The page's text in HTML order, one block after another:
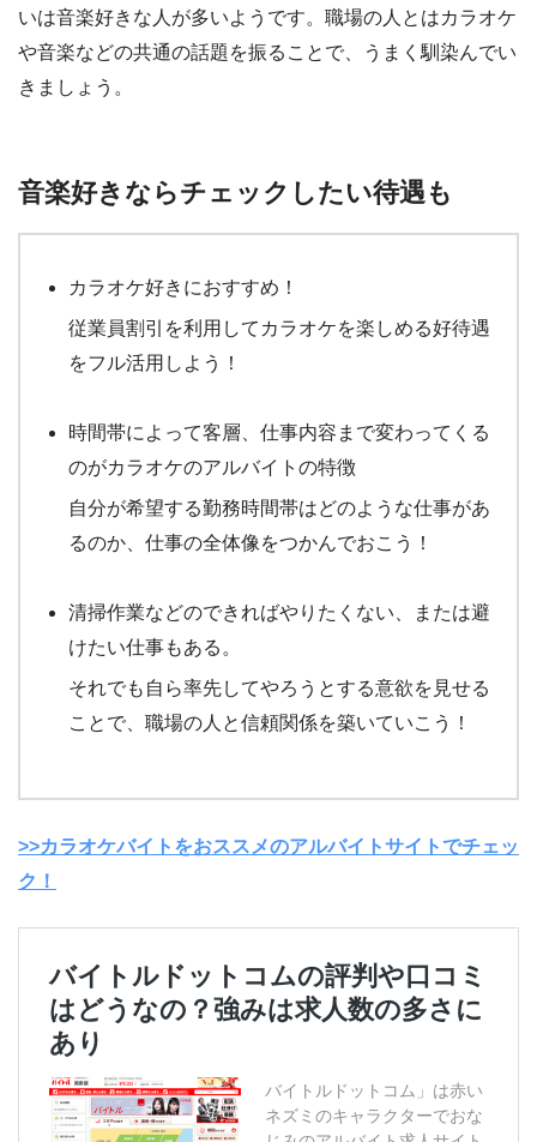
いは音楽好きな人が多いようです。職場の人とはカラオケ
や音楽などの共通の話題を振ることで、うまく馴染んでい
きましょう。
音楽好きならチェックしたい待遇も
カラオケ好きにおすすめ！
従業員割引を利用してカラオケを楽しめる好待遇
をフル活用しよう！
時間帯によって客層、仕事内容まで変わってくる
のがカラオケのアルバイトの特徴
自分が希望する勤務時間帯はどのような仕事があ
るのか、仕事の全体像をつかんでおこう！
清掃作業などのできればやりたくない、または避
けたい仕事もある。
それでも自ら率先してやろうとする意欲を見せる
ことで、職場の人と信頼関係を築いていこう！
>>カラオケバイトをおススメのアルバイトサイトでチェッ
ク！